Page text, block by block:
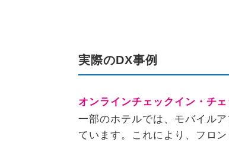
実際のDX事例
オンラインチェックイン・チ
一部のホテルでは、モバイル
ています。これにより、フロ